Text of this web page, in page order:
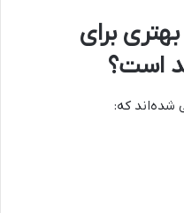
برای
است؟
شده‌اند که: